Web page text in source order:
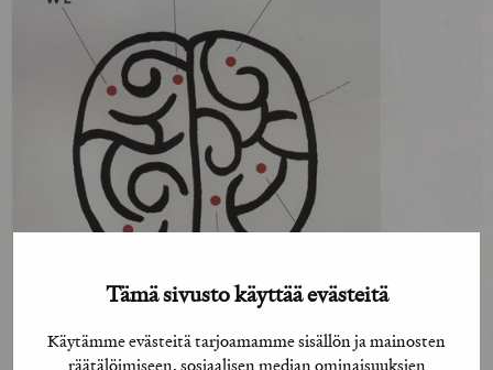
Tämä sivusto käyttää evästeitä
Käytämme evästeitä tarjoamamme sisällön ja mainosten
räätälöimiseen, sosiaalisen median ominaisuuksien